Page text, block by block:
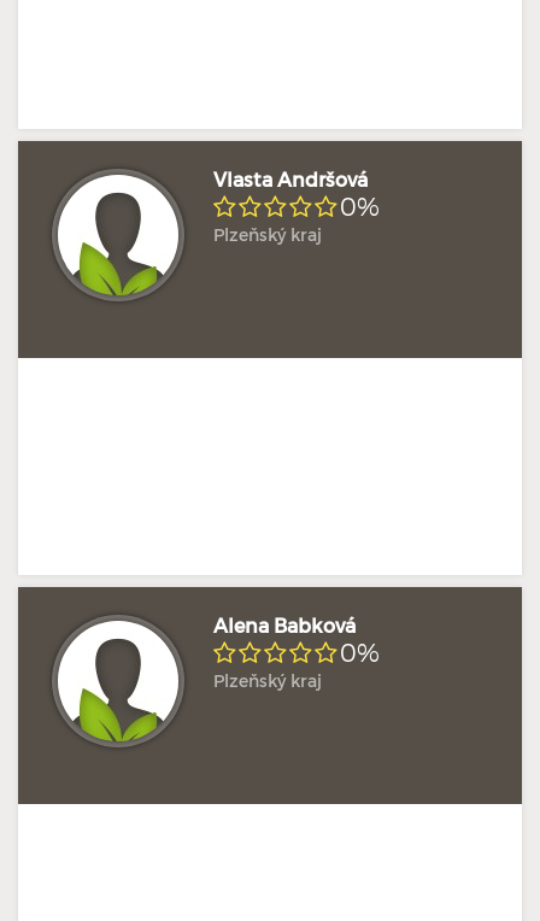
Vlasta Andršová
0%
Plzeňský kraj
Alena Babková
0%
Plzeňský kraj
Doposud žádné hodnocení
Doposud žádné hodnocení